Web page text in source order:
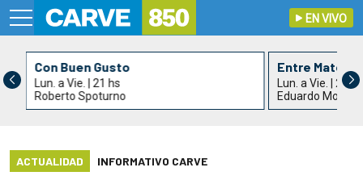
EN VIVO
Con Buen Gusto
Lun. a Vie. | 21 hs
Roberto Spoturno
Entre Mates
Lun. a Vie. |
Eduardo
ACTUALIDAD INFORMATIVO CARVE